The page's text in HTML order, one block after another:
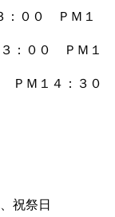
：００ ＰＭ１
：００ ＰＭ１
ＰＭ１４：３０
祝祭日